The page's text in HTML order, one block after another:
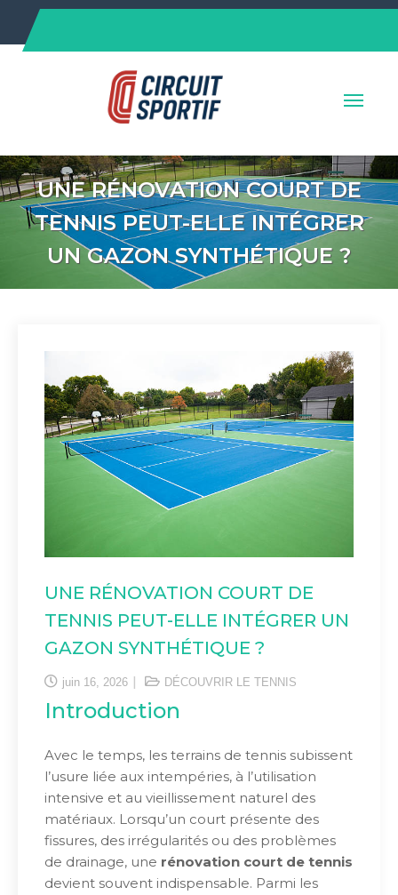
content
UNE RÉNOVATION COURT DE
TENNIS PEUT-ELLE INTÉGRER
UN GAZON SYNTHÉTIQUE ?
UNE RÉNOVATION COURT DE
TENNIS PEUT-ELLE INTÉGRER UN
GAZON SYNTHÉTIQUE ?
juin 16, 2026 DÉCOUVRIR LE TENNIS
Introduction
Avec le temps, les terrains de tennis subissent
l’usure liée aux intempéries, à l’utilisation
intensive et au vieillissement naturel des
matériaux. Lorsqu’un court présente des
fissures, des irrégularités ou des problèmes
de drainage, une rénovation court de tennis
devient souvent indispensable. Parmi les